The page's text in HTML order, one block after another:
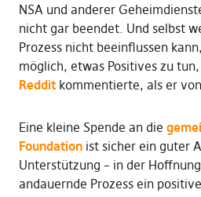
NSA und anderer
nicht gar beendet. Und selbst
Prozess nicht beeinflussen
möglich, etwas Positives zu
Redditkommentierte, als er
Eine kleine Spende an die
Foundationist sicher ein guter
Unterstützung – in der
andauernde Prozess ein